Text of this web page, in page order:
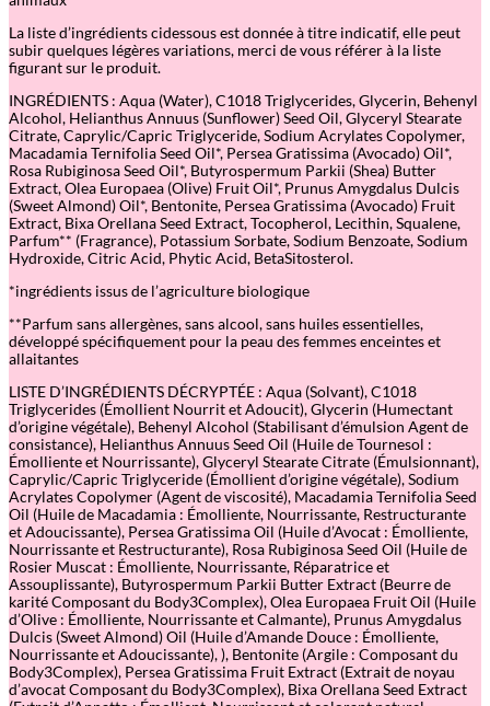
La liste d’ingrédients cidessous est donnée à titre indicatif, elle peut
subir quelques légères variations, merci de vous référer à la liste
figurant sur le produit.
INGRÉDIENTS : Aqua (Water), C1018 Triglycerides, Glycerin, Behenyl
Alcohol, Helianthus Annuus (Sunflower) Seed Oil, Glyceryl Stearate
Citrate, Caprylic/Capric Triglyceride, Sodium Acrylates Copolymer,
Macadamia Ternifolia Seed Oil*, Persea Gratissima (Avocado) Oil*,
Rosa Rubiginosa Seed Oil*, Butyrospermum Parkii (Shea) Butter
Extract, Olea Europaea (Olive) Fruit Oil*, Prunus Amygdalus Dulcis
(Sweet Almond) Oil*, Bentonite, Persea Gratissima (Avocado) Fruit
Extract, Bixa Orellana Seed Extract, Tocopherol, Lecithin, Squalene,
Parfum** (Fragrance), Potassium Sorbate, Sodium Benzoate, Sodium
Hydroxide, Citric Acid, Phytic Acid, BetaSitosterol.
*ingrédients issus de l’agriculture biologique
**Parfum sans allergènes, sans alcool, sans huiles essentielles,
développé spécifiquement pour la peau des femmes enceintes et
allaitantes
LISTE D’INGRÉDIENTS DÉCRYPTÉE : Aqua (Solvant), C1018
Triglycerides (Émollient Nourrit et Adoucit), Glycerin (Humectant
d’origine végétale), Behenyl Alcohol (Stabilisant d’émulsion Agent de
consistance), Helianthus Annuus Seed Oil (Huile de Tournesol :
Émolliente et Nourrissante), Glyceryl Stearate Citrate (Émulsionnant),
Caprylic/Capric Triglyceride (Émollient d’origine végétale), Sodium
Acrylates Copolymer (Agent de viscosité), Macadamia Ternifolia Seed
Oil (Huile de Macadamia : Émolliente, Nourrissante, Restructurante
et Adoucissante), Persea Gratissima Oil (Huile d’Avocat : Émolliente,
Nourrissante et Restructurante), Rosa Rubiginosa Seed Oil (Huile de
Rosier Muscat : Émolliente, Nourrissante, Réparatrice et
Assouplissante), Butyrospermum Parkii Butter Extract (Beurre de
karité Composant du Body3Complex), Olea Europaea Fruit Oil (Huile
d’Olive : Émolliente, Nourrissante et Calmante), Prunus Amygdalus
Dulcis (Sweet Almond) Oil (Huile d’Amande Douce : Émolliente,
Nourrissante et Adoucissante), ), Bentonite (Argile : Composant du
Body3Complex), Persea Gratissima Fruit Extract (Extrait de noyau
d’avocat Composant du Body3Complex), Bixa Orellana Seed Extract